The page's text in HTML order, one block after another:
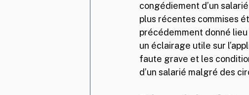
congédiement d’un
plus récentes commises
précédemment donné
un éclairage utile sur
faute grave et les
d’un salarié malgré des